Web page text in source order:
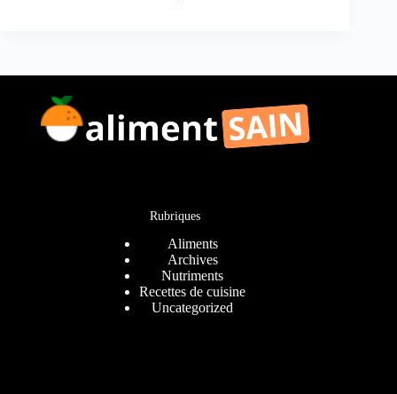
Rubriques
Aliments
Archives
Nutriments
Recettes de cuisine
Uncategorized